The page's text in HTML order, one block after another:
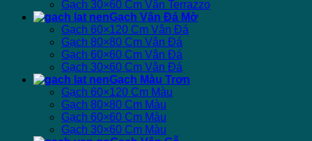
Gạch 30×60 Cm Vân Terrazzo
Gạch Vân Đá Mờ
Gạch 60×120 Cm Vân Đá
Gạch 80×80 Cm Vân Đá
Gạch 60×60 Cm Vân Đá
Gạch 30×60 Cm Vân Đá
Gạch Màu Trơn
Gạch 60×120 Cm Màu
Gạch 80×80 Cm Màu
Gạch 60×60 Cm Màu
Gạch 30×60 Cm Màu